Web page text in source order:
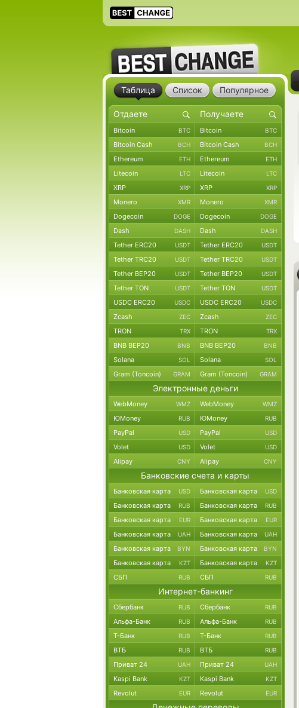
Таблица Список Популярное
Bitcoin BTC Bitcoin BTC
Bitcoin Cash BCH Bitcoin Cash BCH
Ethereum ETH Ethereum ETH
Litecoin LTC Litecoin LTC
XRP XRP XRP XRP
Monero XMR Monero XMR
Dogecoin DOGE Dogecoin DOGE
Dash DASH Dash DASH
Tether ERC20 USDT Tether ERC20 USDT
Tether TRC20 USDT Tether TRC20 USDT
Tether BEP20 USDT Tether BEP20 USDT
Tether TON USDT Tether TON USDT
USDC ERC20 USDC USDC ERC20 USDC
Zcash ZEC Zcash ZEC
TRON TRX TRON TRX
BNB BEP20 BNB BNB BEP20 BNB
Solana SOL Solana SOL
Gram (Toncoin) GRAM Gram (Toncoin) GRAM
Электронные деньги
WebMoney WMZ WebMoney WMZ
ЮMoney RUB ЮMoney RUB
PayPal USD PayPal USD
Volet USD Volet USD
Alipay CNY Alipay CNY
Банковские счета и карты
Банковская карта USD Банковская карта USD
Банковская карта RUB Банковская карта RUB
Банковская карта EUR Банковская карта EUR
Банковская карта UAH Банковская карта UAH
Банковская карта BYN Банковская карта BYN
Банковская карта KZT Банковская карта KZT
СБП RUB СБП RUB
Интернет-банкинг
Сбербанк RUB Сбербанк RUB
Альфа-Банк RUB Альфа-Банк RUB
Т-Банк RUB Т-Банк RUB
ВТБ RUB ВТБ RUB
Приват 24 UAH Приват 24 UAH
Kaspi Bank KZT Kaspi Bank KZT
Revolut EUR Revolut EUR